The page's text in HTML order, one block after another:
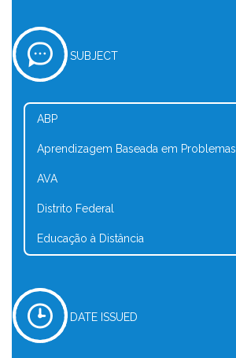
SUBJECT
ABP
Aprendizagem Baseada em Problemas
AVA
Distrito Federal
Educação à Distância
DATE ISSUED